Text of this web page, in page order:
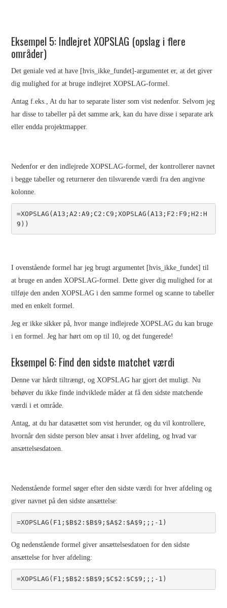
Eksempel 5: Indlejret XOPSLAG (opslag i flere
områder)
Det geniale ved at have [hvis_ikke_fundet]-argumentet er, at det giver
dig mulighed for at bruge indlejret XOPSLAG-formel.
Antag f.eks., At du har to separate lister som vist nedenfor. Selvom jeg
har disse to tabeller på det samme ark, kan du have disse i separate ark
eller endda projektmapper.
Nedenfor er den indlejrede XOPSLAG-formel, der kontrollerer navnet
i begge tabeller og returnerer den tilsvarende værdi fra den angivne
kolonne.
=XOPSLAG(A13;A2:A9;C2:C9;XOPSLAG(A13;F2:F9;H2:H
9))
I ovenstående formel har jeg brugt argumentet [hvis_ikke_fundet] til
at bruge en anden XOPSLAG-formel. Dette giver dig mulighed for at
tilføje den anden XOPSLAG i den samme formel og scanne to tabeller
med en enkelt formel.
Jeg er ikke sikker på, hvor mange indlejrede XOPSLAG du kan bruge
i en formel. Jeg har hørt om op til 10, og det fungerede!
Eksempel 6: Find den sidste matchet værdi
Denne var hårdt tiltrængt, og XOPSLAG har gjort det muligt. Nu
behøver du ikke finde indviklede måder at få den sidste matchende
værdi i et område.
Antag, at du har datasættet som vist herunder, og du vil kontrollere,
hvornår den sidste person blev ansat i hver afdeling, og hvad var
ansættelsesdatoen.
Nedenstående formel søger efter den sidste værdi for hver afdeling og
giver navnet på den sidste ansættelse:
=XOPSLAG(F1;$B$2:$B$9;$A$2:$A$9;;;-1)
Og nedenstående formel giver ansættelsesdatoen for den sidste
ansættelse for hver afdeling:
=XOPSLAG(F1;$B$2:$B$9;$C$2:$C$9;;;-1)